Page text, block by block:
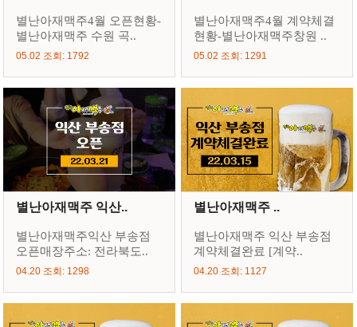
별난아재맥주4월 오픈현황-
별난아재맥주 수원 곡..
05.02 조회: 1792
별난아재맥주4월 계약체결
현황-별난아재맥주창원 ..
05.02 조회: 1291
별난아재맥주 익산..
별난아재맥주익산 부송점
오픈매장주소: 전라북도..
04.20 조회: 1298
별난아재맥주 ..
별난아재맥주 익산 부송점
계약체결완료 [계약..
04.20 조회: 1127